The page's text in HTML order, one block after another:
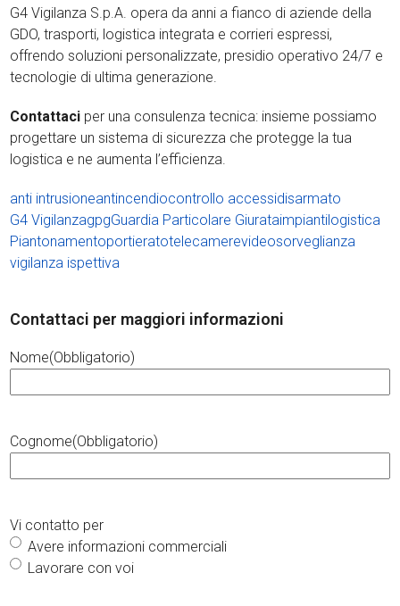
G4 Vigilanza S.p.A. opera da anni a fianco di aziende della
GDO, trasporti, logistica integrata e corrieri espressi,
offrendo soluzioni personalizzate, presidio operativo 24/7 e
tecnologie di ultima generazione.
Contattaci per una consulenza tecnica: insieme possiamo
progettare un sistema di sicurezza che protegge la tua
logistica e ne aumenta l’efficienza.
anti intrusioneantincendiocontrollo accessidisarmato
G4 VigilanzagpgGuardia Particolare Giurataimpiantilogistica
Piantonamentoportieratotelecamerevideosorveglianza
vigilanza ispettiva
Contattaci per maggiori informazioni
Nome(Obbligatorio)
Cognome(Obbligatorio)
Vi contatto per
Avere informazioni commerciali
Lavorare con voi